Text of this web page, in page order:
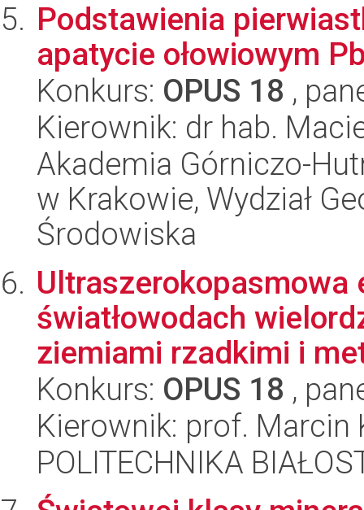
Podstawienia
apatycie ołowiowym
Konkurs: OPUS 18 ,
Kierownik: dr hab.
Akademia Górniczo-
w Krakowie, Wydział
Środowiska
światłowodach
ziemiami rzadkimi i
Konkurs: OPUS 18 ,
Kierownik: prof. Marcin
POLITECHNIKA